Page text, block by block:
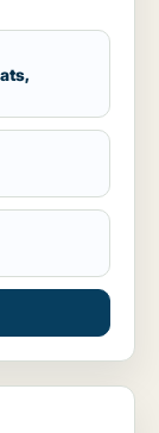
eller